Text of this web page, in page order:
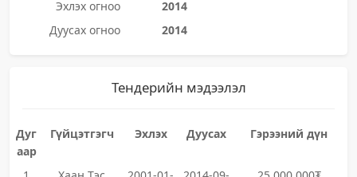
Эхлэх огноо
2014
Дуусах огноо
2014
Тендерийн мэдээлэл
Дуг
аар
Гүйцэтгэгч Эхлэх Дуусах Гэрээний дүн